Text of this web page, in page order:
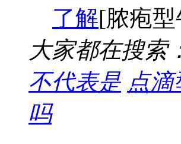
了解[脓疱
大家都在搜索
不代表是 点
吗